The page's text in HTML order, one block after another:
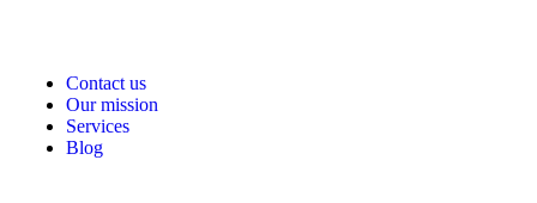
Contact us
Our mission
Services
Blog